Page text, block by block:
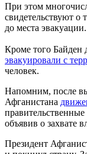
При этом
свидетельствуют о
до места эвакуации.
Кроме того Байден
эвакуировали с
человек.
Напомним, после
Афганистана
объявив о захвате
Президент